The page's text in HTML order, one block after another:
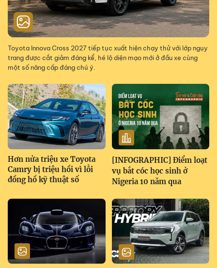
Toyota Innova Cross 2027 tiếp tục xuất hiện chạy thử với lớp ngụy
trang được cắt giảm đáng kể, hé lộ diện mạo mới ở đầu xe cùng
một số nâng cấp đáng chú ý.
Hơn nửa triệu xe Toyota
Camry bị triệu hồi vì lỗi
đồng hồ kỹ thuật số
[INFOGRAPHIC] Điểm loạt
vụ bắt cóc học sinh ở
Nigeria 10 năm qua